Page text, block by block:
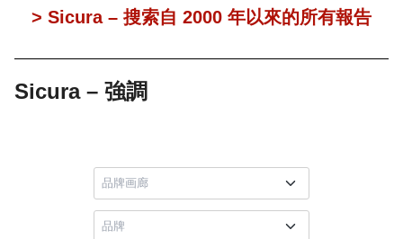
> Sicura – 搜索自 2000 年以來的所有報告
Sicura – 強調